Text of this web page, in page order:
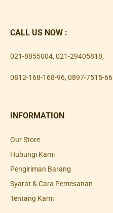
CALL US NOW :
021-8855004, 021-29405818,
0812-168-168-96, 0897-7515-
INFORMATION
Our Store
Hubungi Kami
Pengiriman Barang
Syarat & Cara Pemesanan
Tentang Kami